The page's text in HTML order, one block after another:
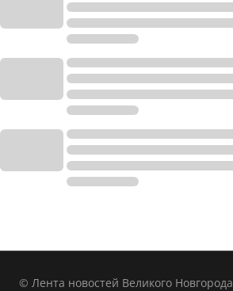
© Лента новостей Великого Новгорода